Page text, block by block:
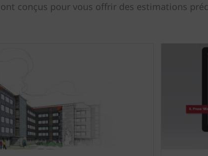
conçus pour vous offrir des estimations